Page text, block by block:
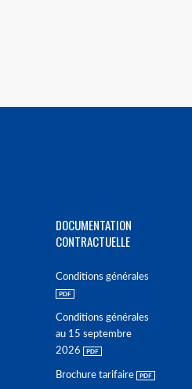
DOCUMENTATION
CONTRACTUELLE
Conditions générales
Conditions générales
au 15 septembre
2026
Brochure tarifaire